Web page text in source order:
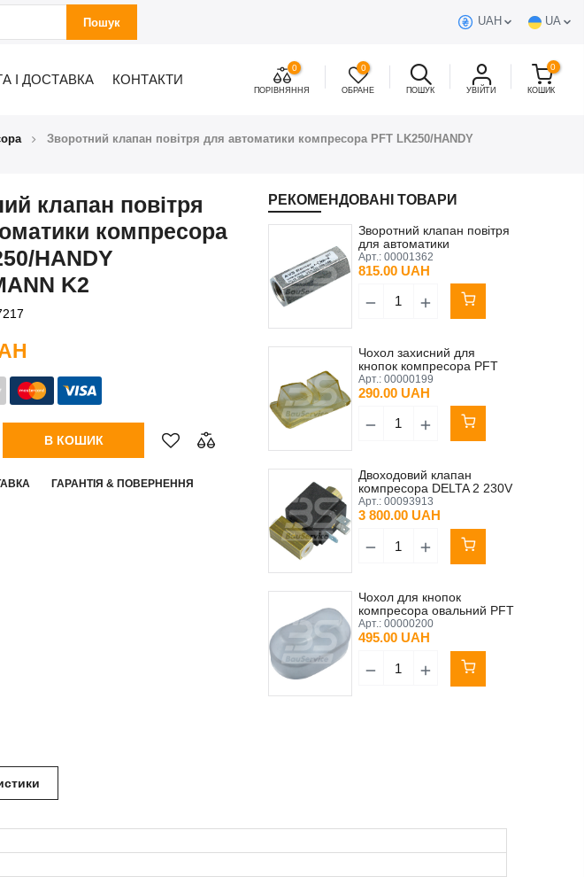
Пошук UAH UA
І ДОСТАВКА КОНТАКТИ
0
ПОРІВНЯННЯ
0
ОБРАНЕ ПОШУК УВІЙТИ
0
КОШИК
Зворотний клапан повітря для автоматики компресора PFT LK250/HANDY
клапан повітря
компресора
HANDY
K2
В КОШИК
ГАРАНТІЯ & ПОВЕРНЕННЯ
РЕКОМЕНДОВАНІ ТОВАРИ
Зворотний клапан повітря
для автоматики
компресора PFT
LK250/HANDY
KOELLMANN K2 Original
Арт.: 00001362
815.00 UAH
Чохол захисний для
кнопок компресора PFT
LK250/K2 Original
Арт.: 00000199
290.00 UAH
Двоходовий клапан
компресора DELTA 2 230V
Арт.: 00093913
3 800.00 UAH
Чохол для кнопок
компресора овальний PFT
LK250/HANDY
KOELLMANN K2 Original
Арт.: 00000200
495.00 UAH